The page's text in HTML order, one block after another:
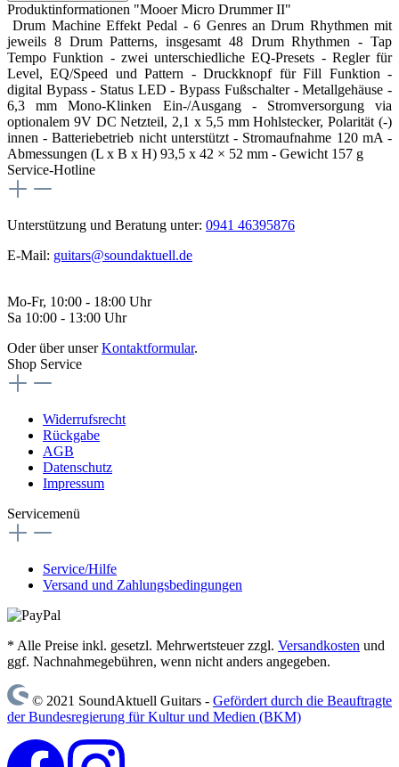
Produktinformationen "Mooer Micro Drummer II"
Drum Machine Effekt Pedal - 6 Genres an Drum Rhythmen mit
jeweils 8 Drum Patterns, insgesamt 48 Drum Rhythmen - Tap
Tempo Funktion - zwei unterschiedliche EQ-Presets - Regler für
Level, EQ/Speed und Pattern - Druckknopf für Fill Funktion -
digital Bypass - Status LED - Bypass Fußschalter - Metallgehäuse -
6,3 mm Mono-Klinken Ein-/Ausgang - Stromversorgung via
optionalem 9V DC Netzteil, 2,1 x 5,5 mm Hohlstecker, Polarität (-)
innen - Batteriebetrieb nicht unterstützt - Stromaufnahme 120 mA -
Abmessungen (L x B x H) 93,5 x 42 × 52 mm - Gewicht 157 g
Service-Hotline
Unterstützung und Beratung unter: 0941 46395876
E-Mail: guitars@soundaktuell.de
Mo-Fr, 10:00 - 18:00 Uhr
Sa 10:00 - 13:00 Uhr
Oder über unserKontaktformular.
Shop Service
Widerrufsrecht
Rückgabe
AGB
Datenschutz
Impressum
Servicemenü
Service/Hilfe
Versand und Zahlungsbedingungen
* Alle Preise inkl. gesetzl. Mehrwertsteuer zzgl. Versandkosten und
ggf. Nachnahmegebühren, wenn nicht anders angegeben.
© 2021 SoundAktuell Guitars - Gefördert durch die Beauftragte
der Bundesregierung für Kultur und Medien (BKM)